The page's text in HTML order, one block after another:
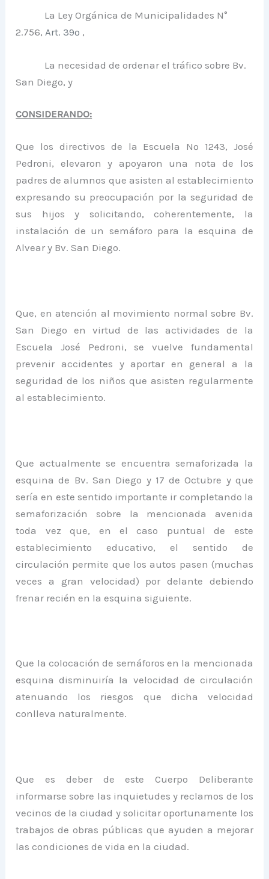
La Ley Orgánica de Municipalidades N°
2.756, Art. 39º ,
La necesidad de ordenar el tráfico sobre Bv.
San Diego, y
CONSIDERANDO:
Que los directivos de la Escuela Nº 1243, José
Pedroni, elevaron y apoyaron una nota de los
padres de alumnos que asisten al establecimiento
expresando su preocupación por la seguridad de
sus hijos y solicitando, coherentemente, la
instalación de un semáforo para la esquina de
Alvear y Bv. San Diego.
Que, en atención al movimiento normal sobre Bv.
San Diego en virtud de las actividades de la
Escuela José Pedroni, se vuelve fundamental
prevenir accidentes y aportar en general a la
seguridad de los niños que asisten regularmente
al establecimiento.
Que actualmente se encuentra semaforizada la
esquina de Bv. San Diego y 17 de Octubre y que
sería en este sentido importante ir completando la
semaforización sobre la mencionada avenida
toda vez que, en el caso puntual de este
establecimiento educativo, el sentido de
circulación permite que los autos pasen (muchas
veces a gran velocidad) por delante debiendo
frenar recién en la esquina siguiente.
Que la colocación de semáforos en la mencionada
esquina disminuiría la velocidad de circulación
atenuando los riesgos que dicha velocidad
conlleva naturalmente.
Que es deber de este Cuerpo Deliberante
informarse sobre las inquietudes y reclamos de los
vecinos de la ciudad y solicitar oportunamente los
trabajos de obras públicas que ayuden a mejorar
las condiciones de vida en la ciudad.